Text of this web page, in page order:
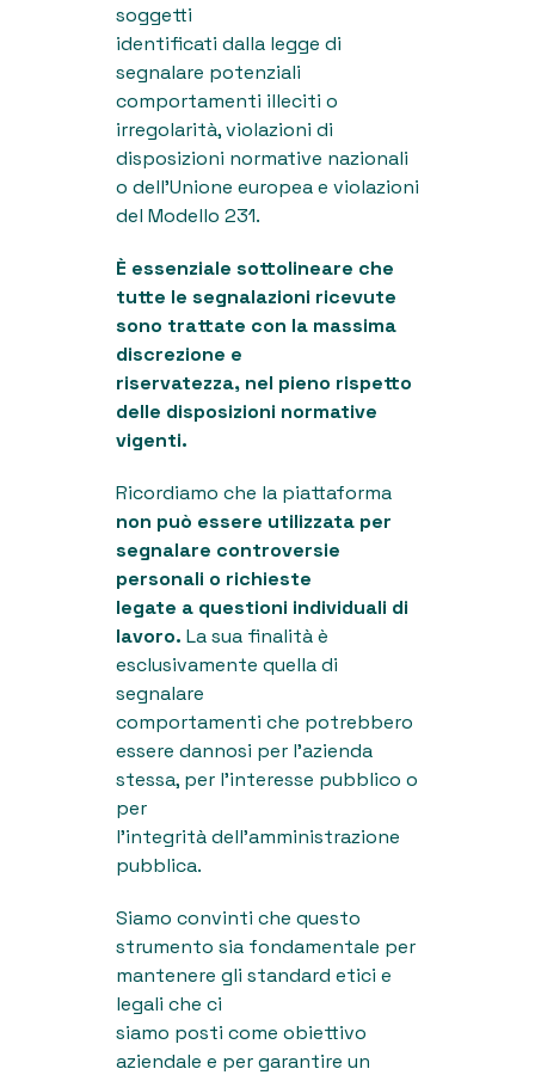
soggetti
identificati dalla legge di
segnalare potenziali
comportamenti illeciti o
irregolarità, violazioni di
disposizioni normative nazionali
o dell’Unione europea e violazioni
del Modello 231.
È essenziale sottolineare che
tutte le segnalazioni ricevute
sono trattate con la massima
discrezione e
riservatezza, nel pieno rispetto
delle disposizioni normative
vigenti.
Ricordiamo che la piattaforma
non può essere utilizzata per
segnalare controversie
personali o richieste
legate a questioni individuali di
lavoro. La sua finalità è
esclusivamente quella di
segnalare
comportamenti che potrebbero
essere dannosi per l’azienda
stessa, per l’interesse pubblico o
per
l’integrità dell’amministrazione
pubblica.
Siamo convinti che questo
strumento sia fondamentale per
mantenere gli standard etici e
legali che ci
siamo posti come obiettivo
aziendale e per garantire un